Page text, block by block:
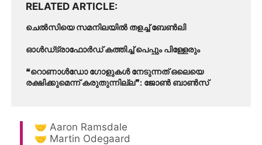
RELATED ARTICLE
ചെൽസിയെ സമനിലയിൽ തളച്ച് ബേൺലി
ഓൾഡ്ട്രാഫോർഡ് കത്തിച്ച് പെപ്പും പിള്ളേരും
❝റൊണാൾഡോ ഗോളുകൾ നേടുന്നത് ഒലെയെ
രക്ഷിക്കുമെന്ന് കരുതുന്നില്ല❞: ജോൺ ബാൺസ്
🤝 Aaron Ramsdale
🤝 Martin Odegaard